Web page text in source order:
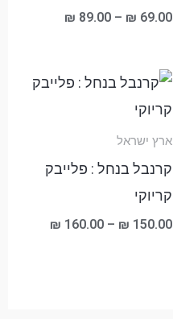
₪ 69.00
–
₪ 89.00
ארץ ישראל
קרנבל בנחל : פלייבק
קריוקי
₪ 150.00
–
₪ 160.00
טווח
מחירים: